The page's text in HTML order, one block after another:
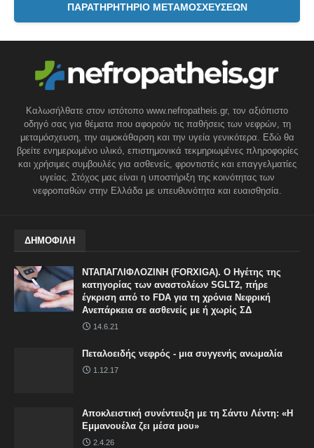
ΠΑΡΑΤΗΡΗΤΗΡΙΟ ΜΕΤΑΜΟΣΧΕΥΣΕΩΝ
Καλωσήλθατε στον ιστότοπο www.nefropatheis.gr, τον αξιόπιστο
οδηγό σας για θέματα που αφορούν τις παθήσεις των νεφρών, τη
μεταμόσχευση, την αιμοκάθαρση και την υγεία γενικότερα. Εδώ θα
βρείτε ενημερωμένο υλικό, επιστημονικά τεκμηριωμένες πληροφορίες
και χρήσιμες συμβουλές για ασθενείς, φροντιστές και επαγγελματίες
υγείας. Στόχος μας είναι η υποστήριξη της κοινότητας των
νεφροπαθών στην Ελλάδα με υπευθυνότητα και ευαισθησία.
ΔΗΜΟΦΙΛΗ
ΝΤΑΠΑΓΛΙΦΛΟΖΙΝΗ (FORXIGA). Ο Ηγέτης της
κατηγορίας των αναστολέων SGLT2, πήρε
έγκριση από το FDA για τη χρόνια Νεφρική
Ανεπάρκεια σε ασθενείς με ή χωρίς ΣΔ
14.6.21
Πεταλοειδής νεφρός - μια συγγενής ανωμαλία
1.12.17
Αποκλειστική συνέντευξη με τη Σάντυ Λέντη: «Η
Εμμανουέλα ζει μέσα μου»
2.4.26